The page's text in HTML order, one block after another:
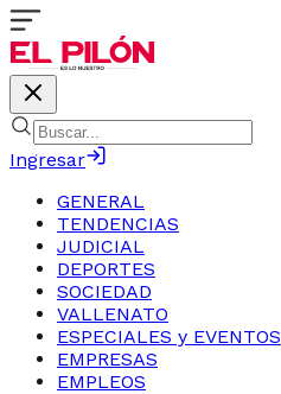
Ingresar
GENERAL
TENDENCIAS
JUDICIAL
DEPORTES
SOCIEDAD
VALLENATO
ESPECIALES y EVENTOS
EMPRESAS
EMPLEOS